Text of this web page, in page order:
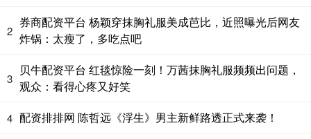
2
券商配资平台 杨颖穿抹胸礼服美成芭比，近照曝光后网友
炸锅：太瘦了，多吃点吧
3
贝牛配资平台 红毯惊险一刻！万茜抹胸礼服频频出问题，
观众：看得心疼又好笑
4 配资排排网 陈哲远《浮生》男主新鲜路透正式来袭！